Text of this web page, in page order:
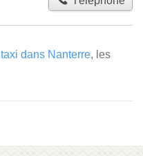
taxi dans Nanterre, les